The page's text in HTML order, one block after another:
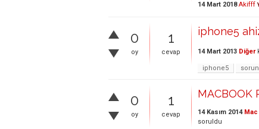
14 Mart 2018 Akifff
0
oy
1
cevap
iphone5
14 Mart 2013 Diğer
iphone5 sorun
0
oy
1
cevap
MACBOOK
14 Kasım 2014
soruldu